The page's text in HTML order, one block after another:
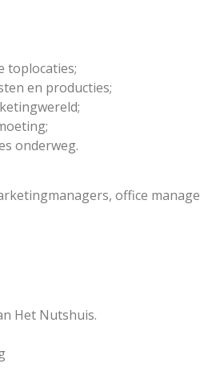
toplocaties;
en producties;
onderweg.
office
Het Nutshuis.